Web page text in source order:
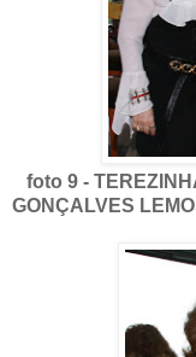
foto 9 -
GONÇALVES